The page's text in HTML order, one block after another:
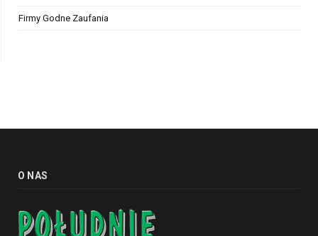
Firmy Godne Zaufania
O NAS